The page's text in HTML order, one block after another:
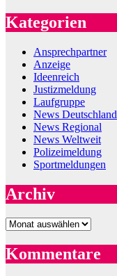
Kategorien
Ansprechpartner
Anzeige
Ideenreich
Justizmeldung
Laufgruppe
News Deutschland
News Regional
News Weltweit
Polizeimeldung
Sportmeldungen
Archiv
Archiv
Kommentare